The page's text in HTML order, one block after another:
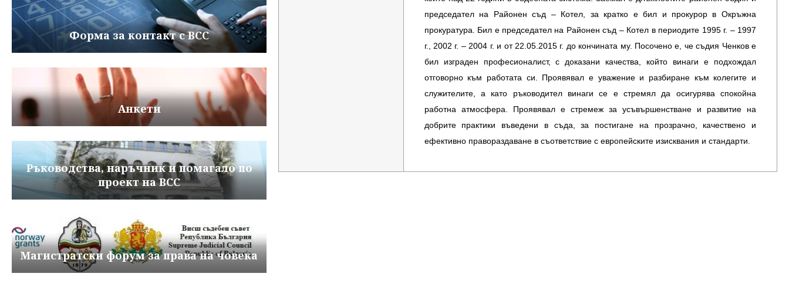
Форма за контакт с ВСС
Анкети
Ръководства, наръчник и помагало по
проект на ВСС
Магистратски форум за права на човека
председател на Районен съд – Котел, за кратко е бил и прокурор в Окръжна
прокуратура. Бил е председател на Районен съд – Котел в периодите 1995 г. – 1997
г., 2002 г. – 2004 г. и от 22.05.2015 г. до кончината му. Посочено е, че съдия Ченков е
бил изграден професионалист, с доказани качества, който винаги е подхождал
отговорно към работата си. Проявявал е уважение и разбиране към колегите и
служителите, а като ръководител винаги се е стремял да осигурява спокойна
работна атмосфера. Проявявал е стремеж за усъвършенстване и развитие на
добрите практики въведени в съда, за постигане на прозрачно, качествено и
ефективно правораздаване в съответствие с европейските изисквания и стандарти.